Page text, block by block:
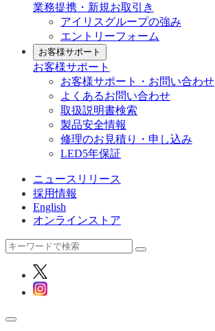
業務提携・新規お取引き
アイリスグループの強み
エントリーフォーム
お客様サポート
お客様サポート
お客様サポート・お問い合わせ
よくあるお問い合わせ
取扱説明書検索
製品安全情報
修理のお見積り・申し込み
LED5年保証
ニュースリリース
採用情報
English
オンラインストア